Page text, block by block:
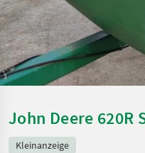
John Deere 620R
Kleinanzeige